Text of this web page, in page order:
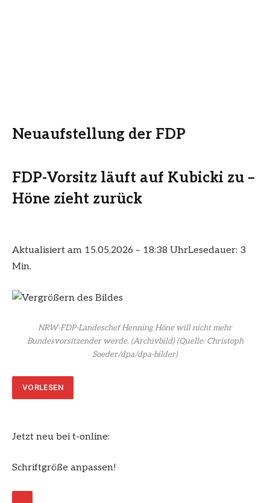
Neuaufstellung der FDP
FDP-Vorsitz läuft auf Kubicki zu –
Höne zieht zurück
Aktualisiert am 15.05.2026 – 18:38 UhrLesedauer: 3
Min.
NRW-FDP-Landeschef Henning Höne will nicht mehr
Bundesvorsitzender werde. (Archivbild)(Quelle: Christoph
Soeder/dpa/dpa-bilder)
VORLESEN
Jetzt neu bei t-online:
Schriftgröße anpassen!